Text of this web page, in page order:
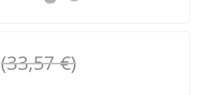
(33,57 €)